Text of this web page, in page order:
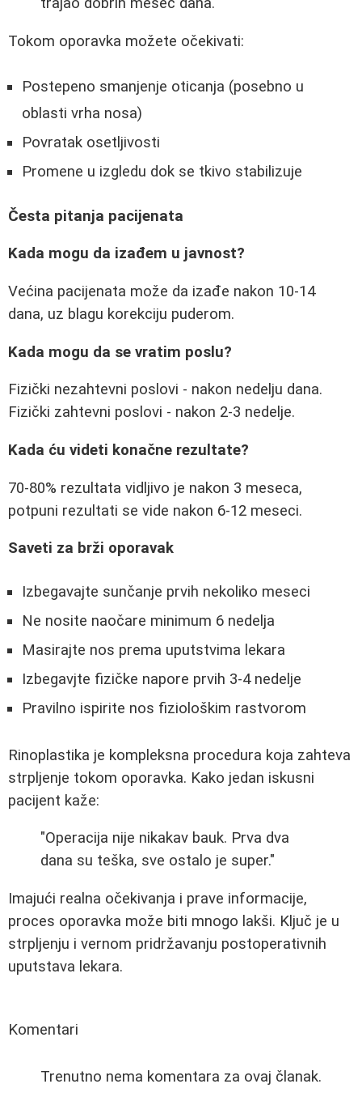
Tokom oporavka možete očekivati:
Postepeno smanjenje oticanja (posebno u
oblasti vrha nosa)
Povratak osetljivosti
Promene u izgledu dok se tkivo stabilizuje
Česta pitanja pacijenata
Kada mogu da izađem u javnost?
Većina pacijenata može da izađe nakon 10-14
dana, uz blagu korekciju puderom.
Kada mogu da se vratim poslu?
Fizički nezahtevni poslovi - nakon nedelju dana.
Fizički zahtevni poslovi - nakon 2-3 nedelje.
Kada ću videti konačne rezultate?
70-80% rezultata vidljivo je nakon 3 meseca,
potpuni rezultati se vide nakon 6-12 meseci.
Saveti za brži oporavak
Izbegavajte sunčanje prvih nekoliko meseci
Ne nosite naočare minimum 6 nedelja
Masirajte nos prema uputstvima lekara
Izbegavjte fizičke napore prvih 3-4 nedelje
Pravilno ispirite nos fiziološkim rastvorom
Rinoplastika je kompleksna procedura koja zahteva
strpljenje tokom oporavka. Kako jedan iskusni
pacijent kaže:
"Operacija nije nikakav bauk. Prva dva
dana su teška, sve ostalo je super."
Imajući realna očekivanja i prave informacije,
proces oporavka može biti mnogo lakši. Ključ je u
strpljenju i vernom pridržavanju postoperativnih
uputstava lekara.
Komentari
Trenutno nema komentara za ovaj članak.